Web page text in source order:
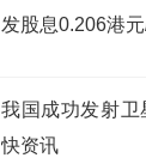
发股息0.206港
我国成功发射卫
快资讯